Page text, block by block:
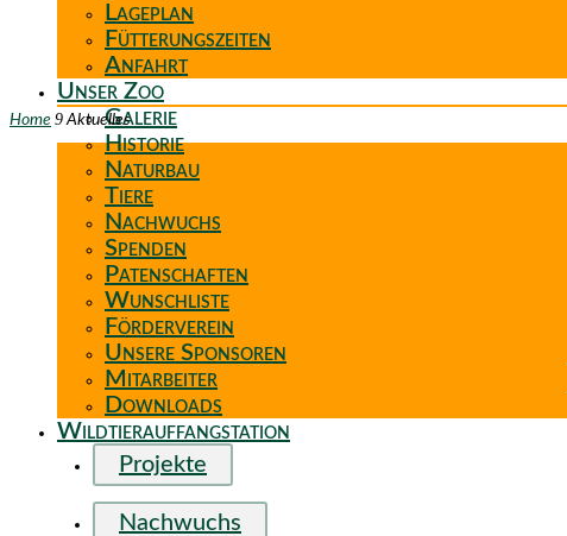
Lageplan
Fütterungszeiten
Anfahrt
Unser Zoo
Galerie
Historie
Naturbau
Tiere
Nachwuchs
Spenden
Patenschaften
Wunschliste
Förderverein
Unsere Sponsoren
Mitarbeiter
Downloads
Wildtierauffangstation
Home 9 Aktuelles
Projekte
Nachwuchs